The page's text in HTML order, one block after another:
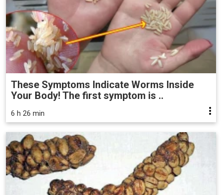
These Symptoms Indicate Worms Inside
Your Body! The first symptom is ..
6 h 26 min